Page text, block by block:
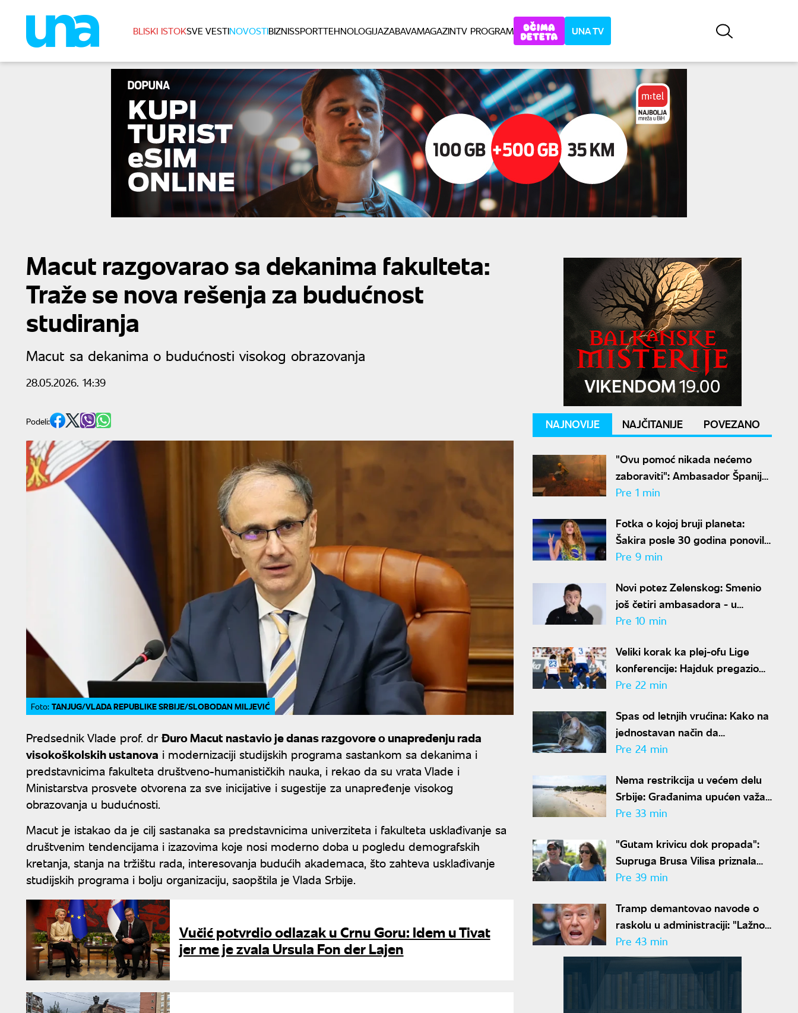
BLISKI ISTOKSVE VESTINOVOSTIBIZNISSPORTTEHNOLOGIJAZABAVAMAGAZINTV PROGRAM UNA TV
Macut razgovarao sa dekanima fakulteta:
Traže se nova rešenja za budućnost
studiranja
Macut sa dekanima o budućnosti visokog obrazovanja
28.05.2026. 14:39
Podeli:
Foto: TANJUG/VLADA REPUBLIKE SRBIJE/SLOBODAN MILJEVIĆ
Predsednik Vlade prof. drĐuro Macut nastavio je danas razgovore o unapređenju rada
visokoškolskih ustanova i modernizaciji studijskih programa sastankom sa dekanima i
predstavnicima fakulteta društveno-humanističkih nauka, i rekao da su vrata Vlade i
Ministarstva prosvete otvorena za sve inicijative i sugestije za unapređenje visokog
obrazovanja u budućnosti.
Macut je istakao da je cilj sastanaka sa predstavnicima univerziteta i fakulteta usklađivanje sa
društvenim tendencijama i izazovima koje nosi moderno doba u pogledu demografskih
kretanja, stanja na tržištu rada, interesovanja budućih akademaca, što zahteva usklađivanje
studijskih programa i bolju organizaciju, saopštila je Vlada Srbije.
Vučić potvrdio odlazak u Crnu Goru: Idem u Tivat
jer me je zvala Ursula Fon der Lajen
NAJNOVIJE NAJČITANIJE POVEZANO
"Ovu pomoć nikada nećemo
zaboraviti": Ambasador Španije
zahvalio Srbiji na borbi protiv
Pre 1 min
Fotka o kojoj bruji planeta:
Šakira posle 30 godina ponovila
istu pozu, ljudi u čudu - "Kako je
Pre 9 min
Novi potez Zelenskog: Smenio
još četiri ambasadora - u
Hrvatskoj, Albaniji, Crnoj Gori i
Pre 10 min
Veliki korak ka plej-ofu Lige
konferencije: Hajduk pregazio
Žalgiris u Litvaniji
Pre 22 min
Spas od letnjih vrućina: Kako na
jednostavan način da
podstaknete mačku da pije više
Pre 24 min
Nema restrikcija u većem delu
Srbije: Građanima upućen važan
apel zbog suše i niskog
Pre 33 min
"Gutam krivicu dok propada":
Supruga Brusa Vilisa priznala
kroz kakav pakao prolazi
Pre 39 min
Tramp demantovao navode o
raskolu u administraciji: "Lažno
izveštavanje je ravno izdaji"
Pre 43 min